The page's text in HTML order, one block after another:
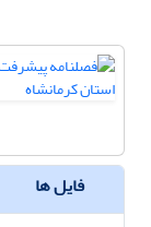
فایل ها